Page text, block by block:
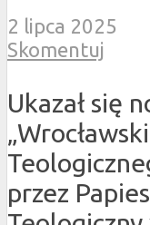
2 lipca 2025
Skomentuj
Ukazał się
przez